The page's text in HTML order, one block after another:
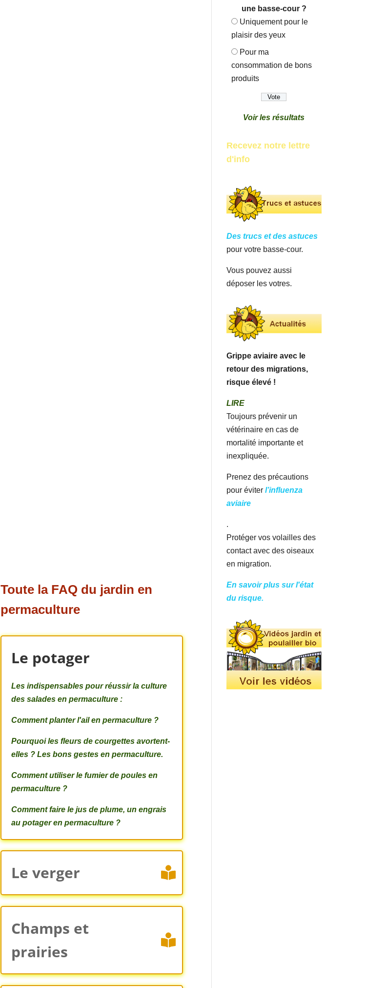
Toute la FAQ du jardin en
permaculture
Le potager
Les indispensables pour réussir la culture
des salades en permaculture :
Comment planter l'ail en permaculture ?
Pourquoi les fleurs de courgettes avortent-
elles ? Les bons gestes en permaculture.
Comment utiliser le fumier de poules en
permaculture ?
Comment faire le jus de plume, un engrais
au potager en permaculture ?
Le verger
Champs et
prairies
une basse-cour ?
Uniquement pour le
plaisir des yeux
Pour ma
consommation de bons
produits
Voir les résultats
Recevez notre lettre
d'info
Des trucs et des astuces
pour votre basse-cour.
Vous pouvez aussi
déposer les votres.
Grippe aviaire avec le
retour des migrations,
risque élevé !
LIRE
Toujours prévenir un
vétérinaire en cas de
mortalité importante et
inexpliquée.
Prenez des précautions
pour éviterl’influenza
aviaire
.
Protéger vos volailles des
contact avec des oiseaux
en migration.
En savoir plus sur l'état
du risque.